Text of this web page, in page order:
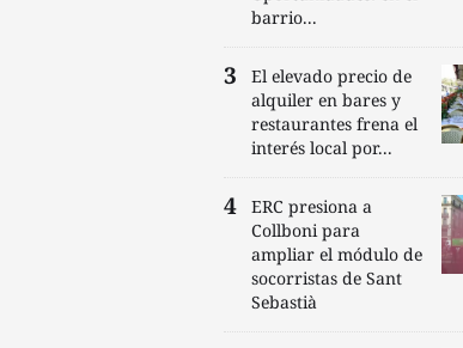
barrio...
El elevado precio de
alquiler en bares y
restaurantes frena el
interés local por...
ERC presiona a
Collboni para
ampliar el módulo de
socorristas de Sant
Sebastià